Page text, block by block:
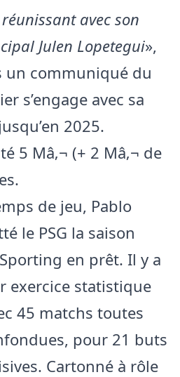
avec son
Julen Lopetegui»,
un communiqué du
s’engage avec sa
2025.
5 Mâ‚¬ (+ 2 Mâ‚¬ de
de jeu, Pablo
le PSG la saison
en prêt. Il y a
exercice statistique
45 matchs toutes
pour 21 buts
Cartonné à rôle